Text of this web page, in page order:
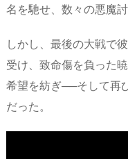
名を馳せ、数々の悪魔
しかし、最後の大戦で
受け、致命傷を負った
希望を紡ぎ──そして再
だった。